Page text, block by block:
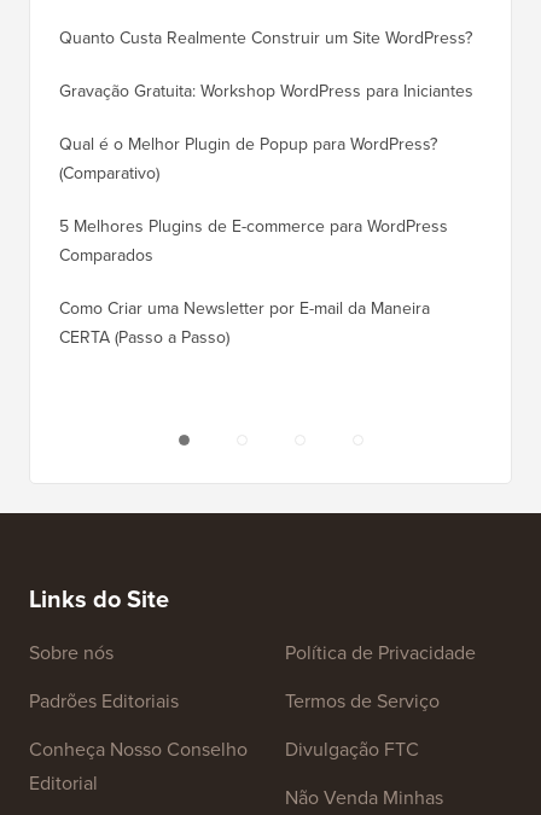
Quanto Custa Realmente Construir um Site WordPress?
Gravação Gratuita: Workshop WordPress para Iniciantes
Qual é o Melhor Plugin de Popup para WordPress?
(Comparativo)
5 Melhores Plugins de E-commerce para WordPress
Comparados
Como Criar uma Newsletter por E-mail da Maneira
CERTA (Passo a Passo)
Links do Site
Sobre nós
Padrões Editoriais
Conheça Nosso Conselho
Editorial
Política de Privacidade
Termos de Serviço
Divulgação FTC
Não Venda Minhas